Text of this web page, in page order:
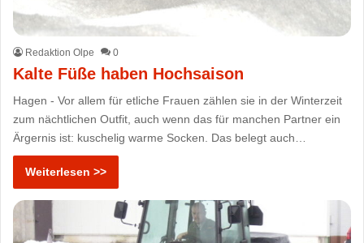
Redaktion Olpe 0
Kalte Füße haben Hochsaison
Hagen - Vor allem für etliche Frauen zählen sie in der Winterzeit
zum nächtlichen Outfit, auch wenn das für manchen Partner ein
Ärgernis ist: kuschelig warme Socken. Das belegt auch…
Weiterlesen >>